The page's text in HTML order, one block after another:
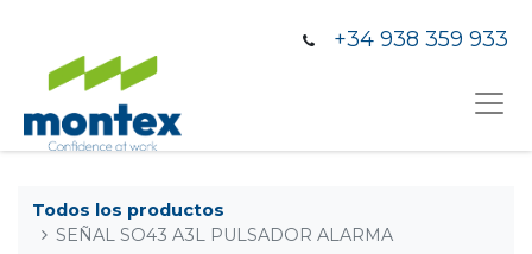
+34 938 359 933
Todos los productos
SEÑAL SO43 A3L PULSADOR ALARMA